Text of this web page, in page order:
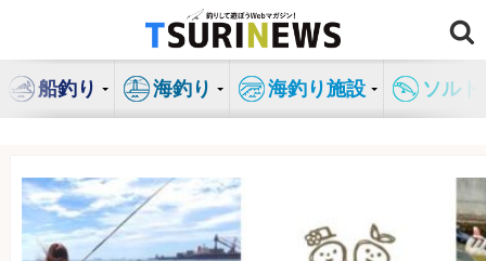
ン
船釣り 海釣り 海釣り施設 ソル